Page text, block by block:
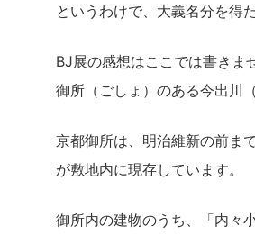
というわけで、大義名分を得
BJ展の感想はここでは書きま
御所（ごしょ）のある今出川
京都御所は、明治維新の前ま
が敷地内に現存しています。
御所内の建物のうち、「内々